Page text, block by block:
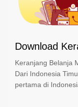
Download
Keranjang Belanja
Dari Indonesia
pertama di